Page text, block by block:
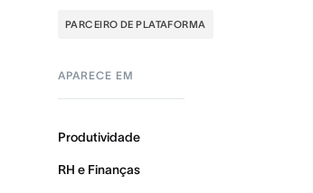
PARCEIRO DE PLATAFORMA
APARECE EM
Produtividade
RH e Finanças